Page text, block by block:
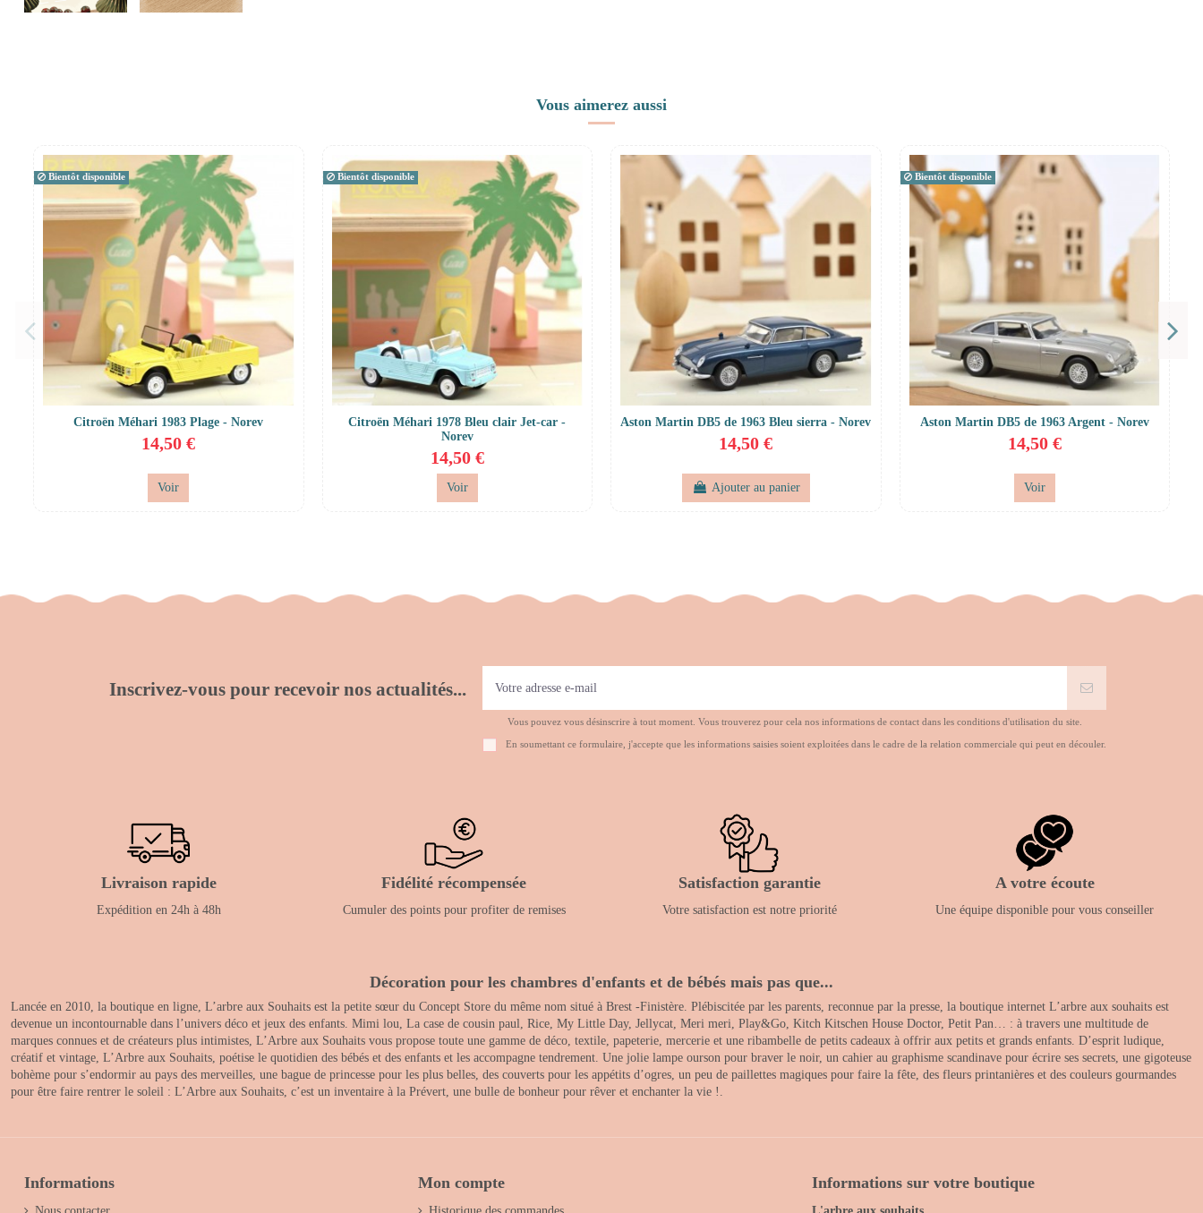
Vous aimerez aussi
Bientôt disponible
Citroën Méhari 1983 Plage - Norev
14,50 €
Voir
Bientôt disponible
Citroën Méhari 1978 Bleu clair Jet-car -
Norev
14,50 €
Voir
Aston Martin DB5 de 1963 Bleu sierra - Norev
14,50 €
Ajouter au panier
Bientôt disponible
Aston Martin DB5 de 1963 Argent - Norev
14,50 €
Voir
Inscrivez-vous pour recevoir nos actualités...
Vous pouvez vous désinscrire à tout moment. Vous trouverez pour cela nos informations de contact dans les conditions d'utilisation du site.
En soumettant ce formulaire, j'accepte que les informations saisies soient exploitées dans le cadre de la relation commerciale qui peut en découler.
Livraison rapide
Expédition en 24h à 48h
Fidélité récompensée
Cumuler des points pour profiter de remises
Satisfaction garantie
Votre satisfaction est notre priorité
A votre écoute
Une équipe disponible pour vous conseiller
Décoration pour les chambres d'enfants et de bébés mais pas que...
Lancée en 2010, la boutique en ligne, L’arbre aux Souhaits est la petite sœur du Concept Store du même nom situé à Brest -Finistère. Plébiscitée par les parents, reconnue par la presse, la boutique internet L’arbre aux souhaits est
devenue un incontournable dans l’univers déco et jeux des enfants. Mimi lou, La case de cousin paul, Rice, My Little Day, Jellycat, Meri meri, Play&Go, Kitch Kitschen House Doctor, Petit Pan… : à travers une multitude de
marques connues et de créateurs plus intimistes, L’Arbre aux Souhaits vous propose toute une gamme de déco, textile, papeterie, mercerie et une ribambelle de petits cadeaux à offrir aux petits et grands enfants. D’esprit ludique,
créatif et vintage, L’Arbre aux Souhaits, poétise le quotidien des bébés et des enfants et les accompagne tendrement. Une jolie lampe ourson pour braver le noir, un cahier au graphisme scandinave pour écrire ses secrets, une gigoteuse
bohème pour s’endormir au pays des merveilles, une bague de princesse pour les plus belles, des couverts pour les appétits d’ogres, un peu de paillettes magiques pour faire la fête, des fleurs printanières et des couleurs gourmandes
pour être faire rentrer le soleil : L’Arbre aux Souhaits, c’est un inventaire à la Prévert, une bulle de bonheur pour rêver et enchanter la vie !.
Informations Mon compte Informations sur votre boutique